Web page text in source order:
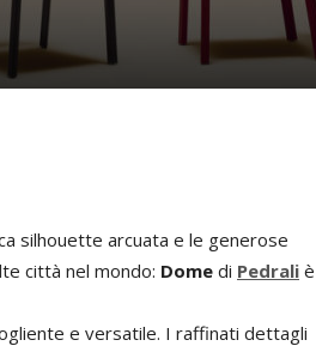
silhouette arcuata e le generose
città nel mondo: Dome di Pedrali è
e versatile. I raffinati dettagli